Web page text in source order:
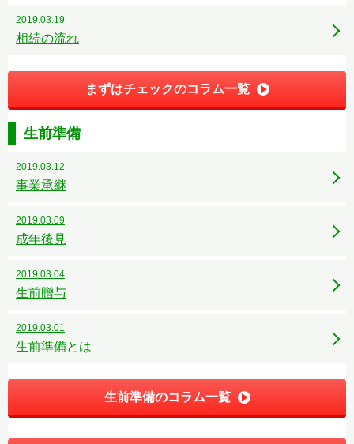
2019.03.19
相続の流れ
まずはチェックのコラム一覧
生前準備
2019.03.12
事業承継
2019.03.09
成年後見
2019.03.04
生前贈与
2019.03.01
生前準備とは
生前準備のコラム一覧